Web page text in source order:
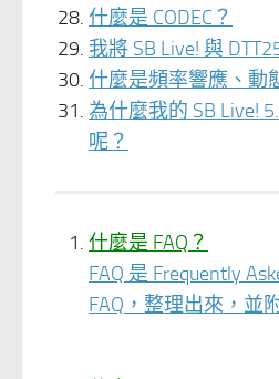
什麼是 CODEC？
我將 SB Live! 與
什麼是頻率響應、動
為什麼我的 SB Live!
呢？
什麼是 FAQ？
FAQ 是 Frequently
FAQ，整理出來，並